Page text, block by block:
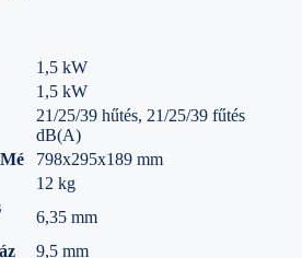
1,5 kW
1,5 kW
21/25/39 hűtés, 21/25/39 fűtés
dB(A)
798x295x189 mm
12 kg
6,35 mm
9,5 mm